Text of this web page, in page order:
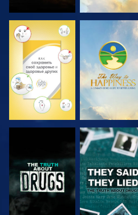
СМОТРЕТЬ СМОТРЕТЬ
СМОТРЕТЬ